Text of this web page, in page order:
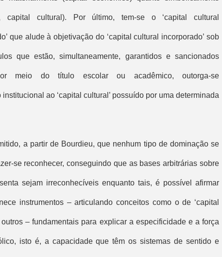
capital cultural ). Por último, tem-se o ‘capital cultural
que alude à objetivação do ‘capital cultural incorporado’ sob
que estão, simultaneamente, garantidos e sancionados
meio do título escolar ou acadêmico, outorga-se
ao ‘capital cultural ’ possuído por uma determinada
a partir de Bourdieu, que nenhum tipo de dominação se
se reconhecer, conseguindo que as bases arbitrárias sobre
sejam irreconhecíveis enquanto tais, é possível afirmar
instrumentos – articulando conceitos como o de ‘capital
outros – fundamentais para explicar a especificidade e a força
isto é, a capacidade que têm os sistemas de sentido e